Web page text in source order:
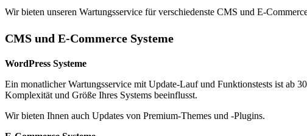
Wir bieten unseren Wartungsservice für verschiedenste CMS und E-
CMS und E-Commerce Systeme
WordPress Systeme
Ein monatlicher Wartungsservice mit Update-Lauf und Funktionstests ist ab
Komplexität und Größe Ihres Systems beeinflusst.
Wir bieten Ihnen auch Updates von Premium-Themes und -Plugins.